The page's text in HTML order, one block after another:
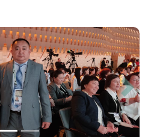
Next